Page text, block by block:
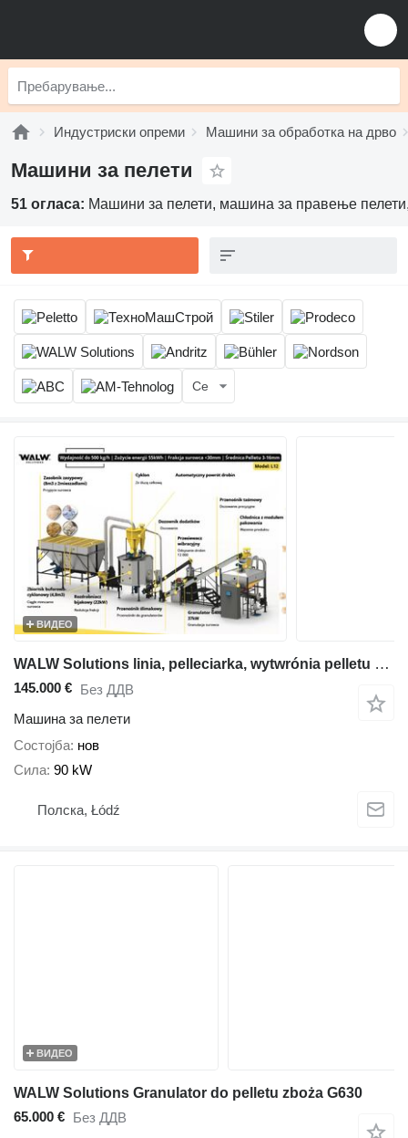
Индустриски опреми Машини за обработка на дрво
Машини за пелети
51 огласа: Машини за пелети, машина за правење
Се
ВИДЕО
WALW Solutions linia, pelleciarka, wytwrónia pelletu z: trocina, wełna owcza, ł
145.000 € Без ДДВ
Машина за пелети
Состојба нов
Сила 90 kW
Полска, Łódź
ВИДЕО
WALW Solutions Granulator do pelletu zboża G630
65.000 € Без ДДВ